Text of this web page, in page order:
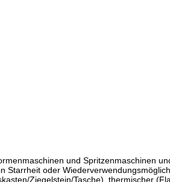
und Spritzenmaschinen
Starrheit oder
Ziegelstein/Tasche), thermischer